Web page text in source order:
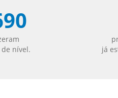
nível.
já